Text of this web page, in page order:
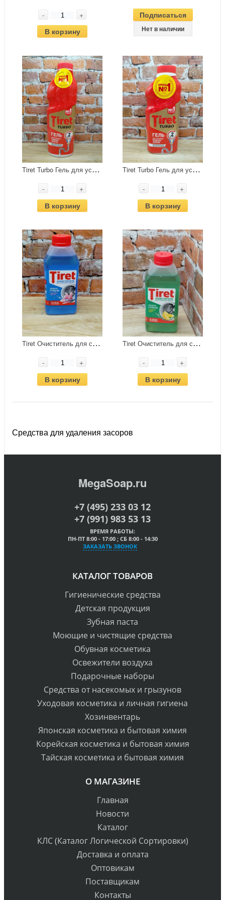
-
+
В корзину
Подписаться
Нет в наличии
T
iret Turbo Гель для устранения сложных засоров 1 л
-
+
В корзину
T
iret Turbo Гель для устранения сложных засоров 500 мл
-
+
В корзину
T
iret Очиститель для стиральных машин 250 мл
-
+
В корзину
T
iret Очиститель для стиральных машин Свежесть Лимона 250 мл
-
+
В корзину
Средства для удаления засоров
MegaSoap.ru
+7 (495) 233 03 12
+7 (991) 983 53 13
ВРЕМЯ РАБОТЫ:
ПН-ПТ 8:00 - 17:00 ; СБ 8:00 - 14:30
ЗАКАЗАТЬ ЗВОНОК
КАТАЛОГ ТОВАРОВ
Гигиенические средства
Детская продукция
Зубная паста
Моющие и чистящие средства
Обувная косметика
Освежители воздуха
Подарочные наборы
Средства от насекомых и грызунов
Уходовая косметика и личная гигиена
Хозинвентарь
Японская косметика и бытовая химия
Корейская косметика и бытовая химия
Тайская косметика и бытовая химия
О МАГАЗИНЕ
Главная
Новости
Каталог
КЛС (Каталог Логической Сортировки)
Доставка и оплата
Оптовикам
Поставщикам
Контакты